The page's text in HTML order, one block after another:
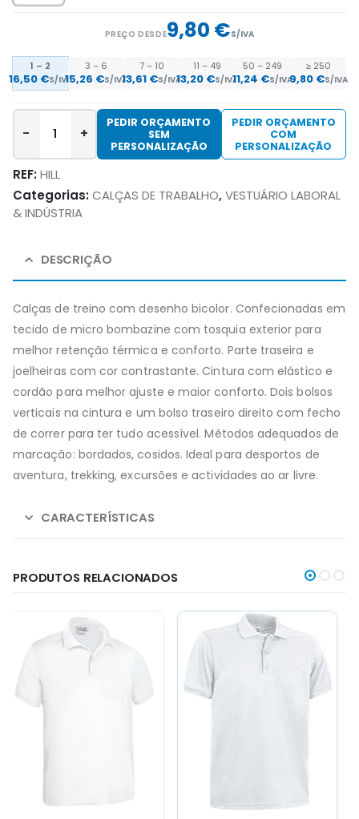
PREÇO DESDE9,80 €S/IVA
1 – 2
16,50 €S/IVA
3 – 6
15,26 €S/IVA
7 – 10
13,61 €S/IVA
11 – 49
13,20 €S/IVA
50 – 249
11,24 €S/IVA
≥ 250
9,80 €S/IVA
- +
PEDIR ORÇAMENTO
SEM
PERSONALIZAÇÃO
PEDIR ORÇAMENTO
COM
PERSONALIZAÇÃO
REF:HILL
Categorias:CALÇAS DE TRABALHO,VESTUÁRIO LABORAL
& INDÚSTRIA
DESCRIÇÃO
Calças de treino com desenho bicolor. Confecionadas em
tecido de micro bombazine com tosquia exterior para
melhor retenção térmica e conforto. Parte traseira e
joelheiras com cor contrastante. Cintura com elástico e
cordão para melhor ajuste e maior conforto. Dois bolsos
verticais na cintura e um bolso traseiro direito com fecho
de correr para ter tudo acessível. Métodos adequados de
marcação: bordados, cosidos. Ideal para desportos de
aventura, trekking, excursões e actividades ao ar livre.
CARACTERÍSTICAS
PRODUTOS RELACIONADOS
product
variants.
The
product
product
variants.
The
product
product
has
multiple
variants.
The
product
product
has
multiple
variants.
The
product